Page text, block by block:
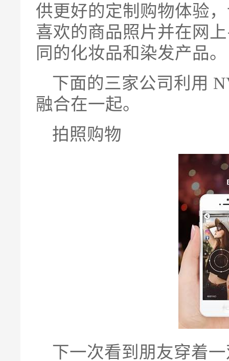
供更好的定制购物体验
喜欢的商品照片并在网
同的化妆品和染发产品。
下面的三家公司利用
融合在一起。
拍照购物
下一次看到朋友穿着